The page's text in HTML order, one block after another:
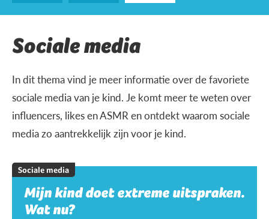
Sociale media
In dit thema vind je meer informatie over de favoriete
sociale media van je kind. Je komt meer te weten over
influencers, likes en ASMR en ontdekt waarom sociale
media zo aantrekkelijk zijn voor je kind.
Sociale media
Mijn kind doet extreme uitspraken.
Wat nu?